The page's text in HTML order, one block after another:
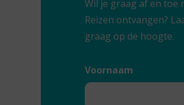
Wil je graag af en toe
Reizen ontvangen?
graag op de hoogte.
Voornaam